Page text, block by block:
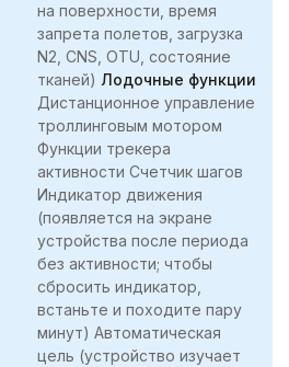
на поверхности, время
запрета полетов, загрузка
N2, CNS, OTU, состояние
тканей) Лодочные функции
Дистанционное управление
троллинговым мотором
Функции трекера
активности Счетчик шагов
Индикатор движения
(появляется на экране
устройства после периода
без активности; чтобы
сбросить индикатор,
встаньте и походите пару
минут) Автоматическая
цель (устройство изучает